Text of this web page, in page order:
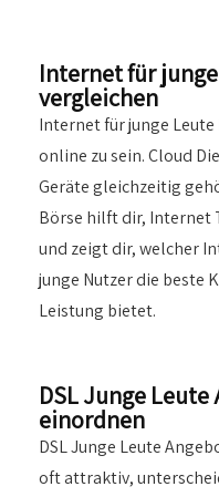
Internet für
vergleichen
Internet für junge
online zu sein. Cloud
Geräte gleichzeitig
Börse hilft dir, Internet
und zeigt dir, welcher
junge Nutzer die beste
Leistung bietet.
DSL Junge
einordnen
DSL Junge Leute
oft attraktiv,